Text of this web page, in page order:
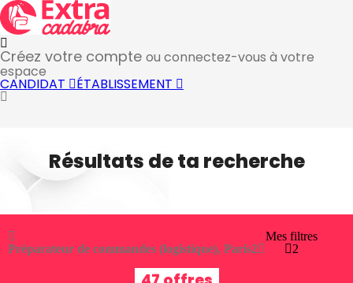
Créez votre compte ou connectez-vous à votre
espace
CANDIDAT ÉTABLISSEMENT
Résultats de ta recherche
Préparateur de commandes (logistique), Paris2
Mes filtres
2